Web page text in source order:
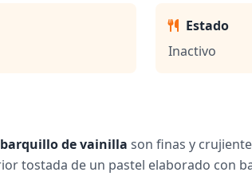
Estado
Inactivo
de vainilla son finas y
tostada de un pastel elaborado con